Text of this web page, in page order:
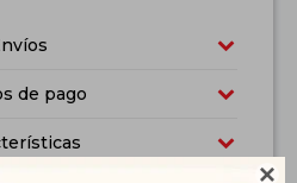

de pago